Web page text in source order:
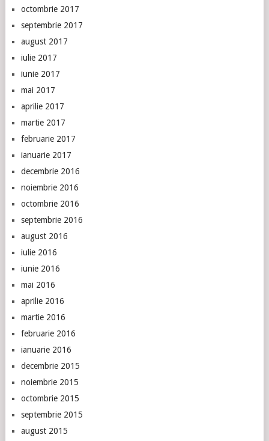
octombrie 2017
septembrie 2017
august 2017
iulie 2017
iunie 2017
mai 2017
aprilie 2017
martie 2017
februarie 2017
ianuarie 2017
decembrie 2016
noiembrie 2016
octombrie 2016
septembrie 2016
august 2016
iulie 2016
iunie 2016
mai 2016
aprilie 2016
martie 2016
februarie 2016
ianuarie 2016
decembrie 2015
noiembrie 2015
octombrie 2015
septembrie 2015
august 2015